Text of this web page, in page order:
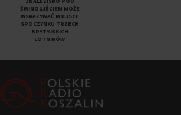
ŚWINOUJŚCIEM MOŻE
WSKAZYWAĆ MIEJSCE
SPOCZYNKU TRZECH
BRYTYJSKICH
LOTNIKÓW